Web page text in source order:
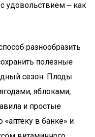
удовольствием ‒ как
разнообразить
полезные
сезон. Плоды
яблоками,
и простые
в банке» и